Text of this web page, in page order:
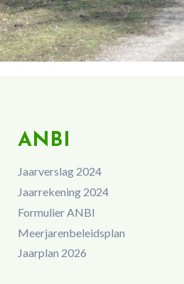
ANBI
Jaarverslag 2024
Jaarrekening 2024
Formulier ANBI
Meerjarenbeleidsplan
Jaarplan 2026